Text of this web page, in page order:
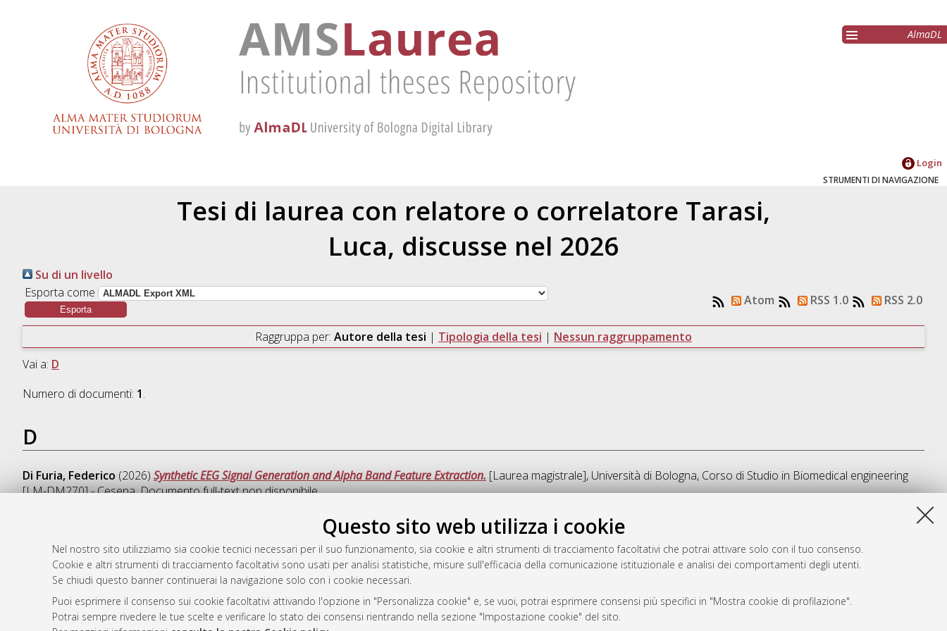
Questo sito web utilizza i cookie
Nel nostro sito utilizziamo sia cookie tecnici necessari per il suo funzionamento, sia cookie e altri strumenti di tracciamento facoltativi che potrai attivare solo con il tuo consenso.
Cookie e altri strumenti di tracciamento facoltativi sono usati per analisi statistiche, misure sull'efficacia della comunicazione istituzionale e analisi dei comportamenti degli utenti.
Se chiudi questo banner continuerai la navigazione solo con i cookie necessari.
Puoi esprimere il consenso sui cookie facoltativi attivando l'opzione in "Personalizza cookie" e, se vuoi, potrai esprimere consensi più specifici in "Mostra cookie di profilazione".
Potrai sempre rivedere le tue scelte e verificare lo stato dei consensi rientrando nella sezione "Impostazione cookie" del sito.
AlmaDL
Login
STRUMENTI DI NAVIGAZIONE
Tesi di laurea con relatore o correlatore Tarasi,
Luca, discusse nel 2026
Su di un livello
Esporta come
Atom RSS 1.0 RSS 2.0
Raggruppa per: Autore della tesi | Tipologia della tesi | Nessun raggruppamento
Vai a: D
Numero di documenti: 1.
D
Di Furia, Federico (2026) Synthetic EEG Signal Generation and Alpha Band Feature Extraction. [Laurea magistrale], Università di Bologna, Corso di Studio in Biomedical engineering
[LM-DM270] - Cesena, Documento full-text non disponibile
Questa lista e' stata generata il Sun Aug 9 11:06:08 2026 CEST
Atom
Rss 2.0
AMS Laurea
Servizio implementato e gestito da
Impostazioni Cookie
Informativa sulla privacy